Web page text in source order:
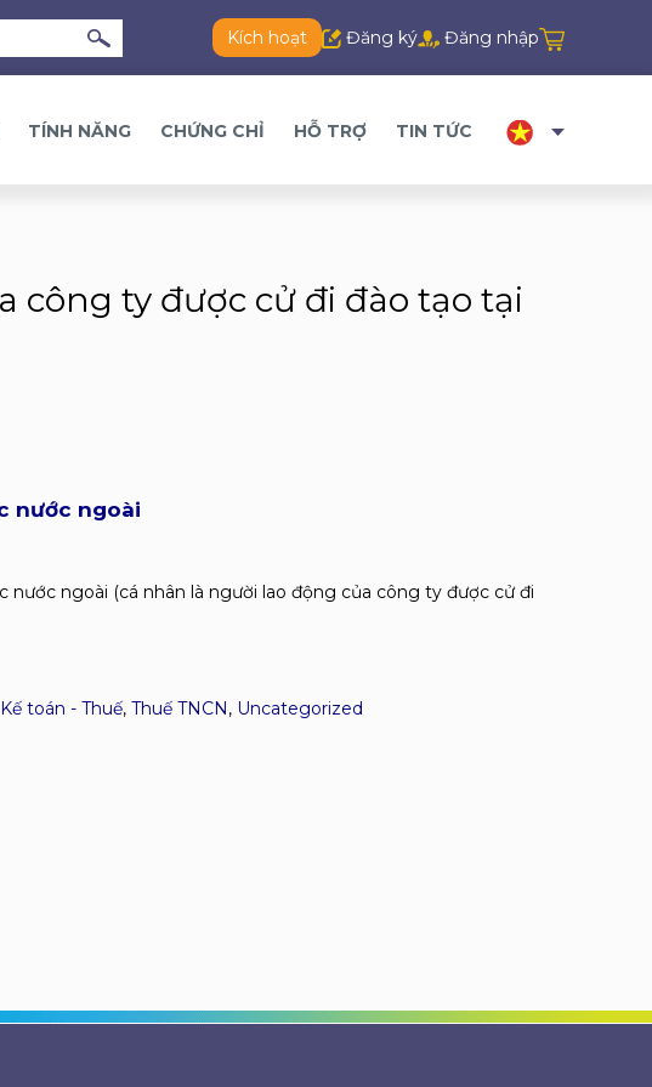
Kích hoạt Đăng ký Đăng nhập
TÍNH NĂNG CHỨNG CHỈ HỖ TRỢ TIN TỨC
công ty được cử đi đào tạo tại
nước ngoài
nước ngoài (cá nhân là người lao động của công ty được cử đi
Kế toán - Thuế, Thuế TNCN, Uncategorized